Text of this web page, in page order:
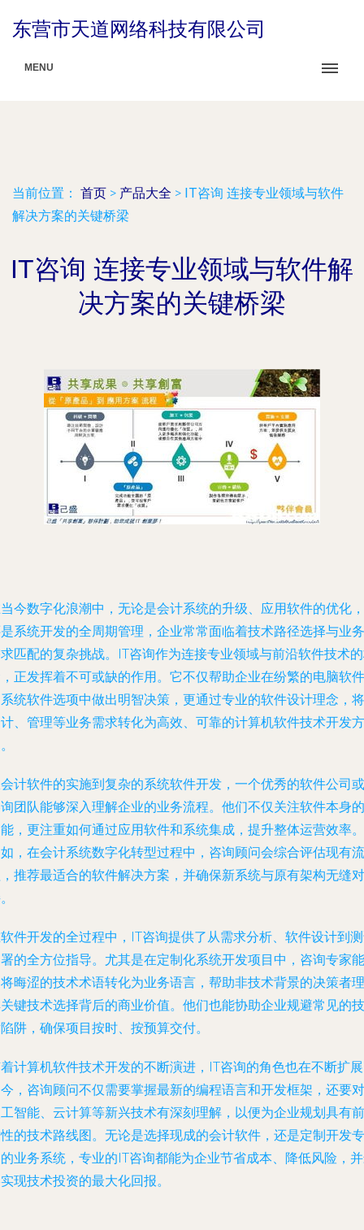
东营市天道网络科技有限公司
MENU
当前位置： 首页 > 产品大全 > IT咨询 连接专业领域与软件
解决方案的关键桥梁
IT咨询 连接专业领域与软件解
决方案的关键桥梁
今数字化浪潮中，无论是会计系统的升级、应用软件的优化，
系统开发的全周期管理，企业常常面临着技术路径选择与业务
匹配的复杂挑战。IT咨询作为连接专业领域与前沿软件技术
正发挥着不可或缺的作用。它不仅帮助企业在纷繁的电脑软件
统软件选项中做出明智决策，更通过专业的软件设计理念，将
、管理等业务需求转化为高效、可靠的计算机软件技术开发方
计软件的实施到复杂的系统软件开发，一个优秀的软件公司
团队能够深入理解企业的业务流程。他们不仅关注软件本身的
，更注重如何通过应用软件和系统集成，提升整体运营效率。
，在会计系统数字化转型过程中，咨询顾问会综合评估现有流
推荐最适合的软件解决方案，并确保新系统与原有架构无缝对
件开发的全过程中，IT咨询提供了从需求分析、软件设计到
的全方位指导。尤其是在定制化系统开发项目中，咨询专家能
晦涩的技术术语转化为业务语言，帮助非技术背景的决策者理
键技术选择背后的商业价值。他们也能协助企业规避常见的技
阱，确保项目按时、按预算交付。
计算机软件技术开发的不断演进，IT咨询的角色也在不断扩
，咨询顾问不仅需要掌握最新的编程语言和开发框架，还要对
智能、云计算等新兴技术有深刻理解，以便为企业规划具有前
的技术路线图。无论是选择现成的会计软件，还是定制开发专
业务系统，专业的IT咨询都能为企业节省成本、降低风险，
现技术投资的最大化回报。